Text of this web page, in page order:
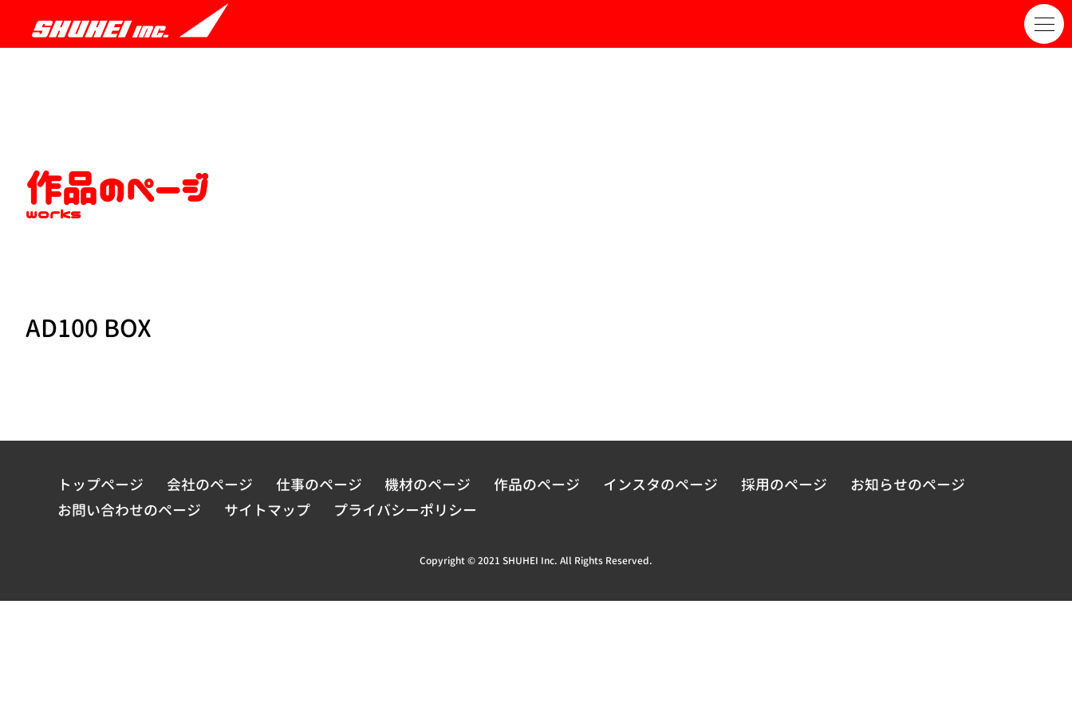
作品のページ
works
AD100 BOX
トップページ 会社のページ 仕事のページ 機材のページ 作品のページ インスタのページ 採用のページ
お知らせのページ
お問い合わせのページ
サイトマップ プライバシーポリシー
Copyright © 2021 SHUHEI Inc. All Rights Reserved.